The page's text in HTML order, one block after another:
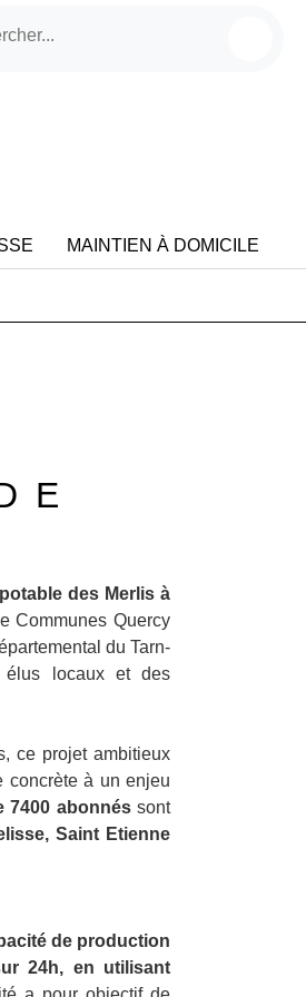
MAINTIEN À DOMICILE
des Merlis à
Communes Quercy
du Tarn-
élus locaux et des
ce projet ambitieux
concrète à un enjeu
7400 abonnéssont
Saint Etienne
de production
24h, en utilisant